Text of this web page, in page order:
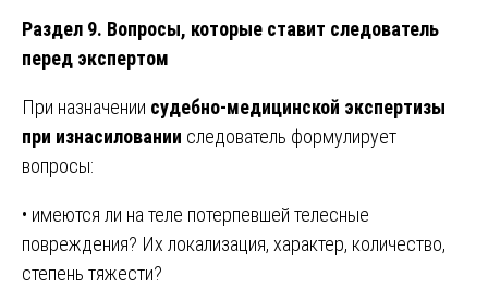
Раздел 9. Вопросы, которые ставит следователь
перед экспертом
При назначении судебно-медицинской экспертизы
при изнасиловании следователь формулирует
вопросы:
• имеются ли на теле потерпевшей телесные
повреждения? Их локализация, характер, количество,
степень тяжести?